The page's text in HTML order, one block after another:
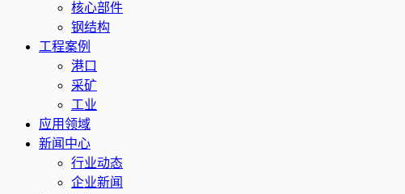
核心部件
钢结构
工程案例
港口
采矿
工业
应用领域
新闻中心
行业动态
企业新闻